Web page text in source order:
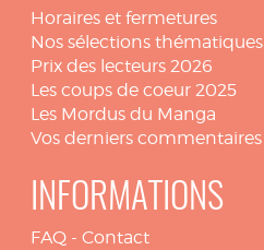
Horaires et fermetures
Nos sélections thématiques
Prix des lecteurs 2026
Les coups de coeur 2025
Les Mordus du Manga
Vos derniers commentaires
INFORMATIONS
FAQ - Contact